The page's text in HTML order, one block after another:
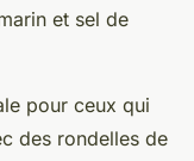
et sel de
pour ceux qui
des rondelles de